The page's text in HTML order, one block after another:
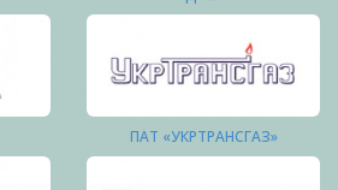
ПАТ «УКРТРАНСГАЗ»